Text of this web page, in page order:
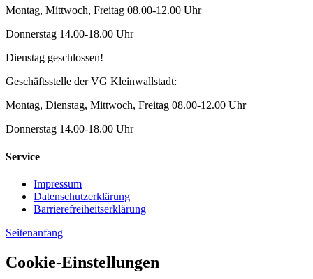
Montag, Mittwoch, Freitag 08.00-12.00 Uhr
Donnerstag 14.00-18.00 Uhr
Dienstag geschlossen!
Geschäftsstelle der VG Kleinwallstadt:
Montag, Dienstag, Mittwoch, Freitag 08.00-12.00 Uhr
Donnerstag 14.00-18.00 Uhr
Service
Impressum
Datenschutzerklärung
Barrierefreiheitserklärung
Seitenanfang
Cookie-Einstellungen